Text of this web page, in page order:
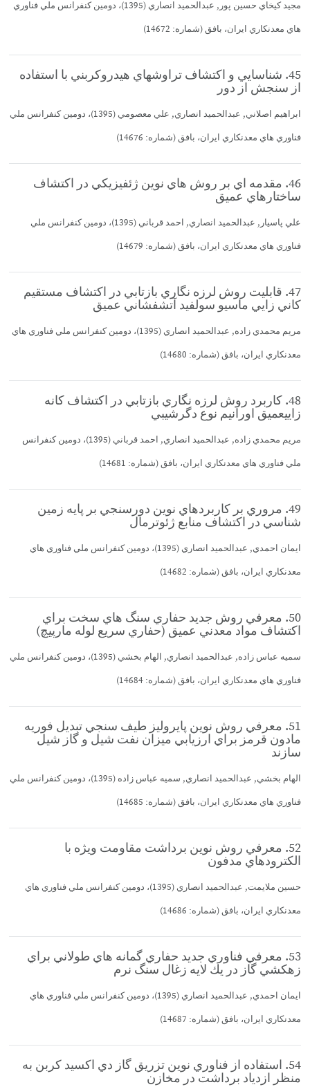
مجيد كيخاي حسين پور, عبدالحميد انصاري (1395)، دومين كنفرانس ملي فناوري
هاي معدنكاري ايران، بافق (شماره: 14672)
45. شناسايي و اكتشاف تراوشهاي هيدروكربني با استفاده
از سنجش از دور
ابراهيم اصلاني, عبدالحميد انصاري, علي معصومي (1395)، دومين كنفرانس ملي
فناوري هاي معدنكاري ايران، بافق (شماره: 14676)
46. مقدمه اي بر روش هاي نوين ژئفيزيكي در اكتشاف
ساختارهاي عميق
علي پاسيار, عبدالحميد انصاري, احمد قرباني (1395)، دومين كنفرانس ملي
فناوري هاي معدنكاري ايران، بافق (شماره: 14679)
47. قابليت روش لرزه نگاري بازتابي در اكتشاف مستقيم
كاني زايي ماسيو سولفيد آتشفشاني عميق
مريم محمدي زاده, عبدالحميد انصاري (1395)، دومين كنفرانس ملي فناوري هاي
معدنكاري ايران، بافق (شماره: 14680)
48. كاربرد روش لرزه نگاري بازتابي در اكتشاف كانه
زاييعميق اورانيم نوع دگرشيبي
مريم محمدي زاده, عبدالحميد انصاري, احمد قرباني (1395)، دومين كنفرانس
ملي فناوري هاي معدنكاري ايران، بافق (شماره: 14681)
49. مروري بر كاربردهاي نوين دورسنجي بر پايه زمين
شناسي در اكتشاف منابع ژئوترمال
ايمان احمدي, عبدالحميد انصاري (1395)، دومين كنفرانس ملي فناوري هاي
معدنكاري ايران، بافق (شماره: 14682)
50. معرفي روش جديد حفاري سنگ هاي سخت براي
اكتشاف مواد معدني عميق (حفاري سريع لوله مارپيچ)
سميه عباس زاده, عبدالحميد انصاري, الهام بخشي (1395)، دومين كنفرانس ملي
فناوري هاي معدنكاري ايران، بافق (شماره: 14684)
51. معرفي روش نوين پايروليز طيف سنجي تبديل فوريه
مادون قرمز براي ارزيابي ميزان نفت شيل و گاز شيل
سازند
الهام بخشي, عبدالحميد انصاري, سميه عباس زاده (1395)، دومين كنفرانس ملي
فناوري هاي معدنكاري ايران، بافق (شماره: 14685)
52. معرفي روش نوين برداشت مقاومت ويژه با
الكترودهاي مدفون
حسين ملايمت, عبدالحميد انصاري (1395)، دومين كنفرانس ملي فناوري هاي
معدنكاري ايران، بافق (شماره: 14686)
53. معرفي فناوري جديد حفاري گمانه هاي طولاني براي
زهكشي گاز در يك لايه زغال سنگ نرم
ايمان احمدي, عبدالحميد انصاري (1395)، دومين كنفرانس ملي فناوري هاي
معدنكاري ايران، بافق (شماره: 14687)
54. استفاده از فناوري نوين تزريق گاز دي اكسيد كربن به
منظر ازدياد برداشت در مخازن